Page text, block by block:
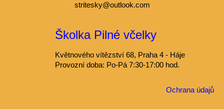
stritesky@outlook.com
Školka Pilné včelky
Květnového vítězství 68, Praha 4 - Háje
Provozní doba: Po-Pá 7:30-17:00 hod.
Ochrana údajů